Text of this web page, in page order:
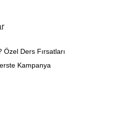
Özel Ders Fırsatları
Kampanya